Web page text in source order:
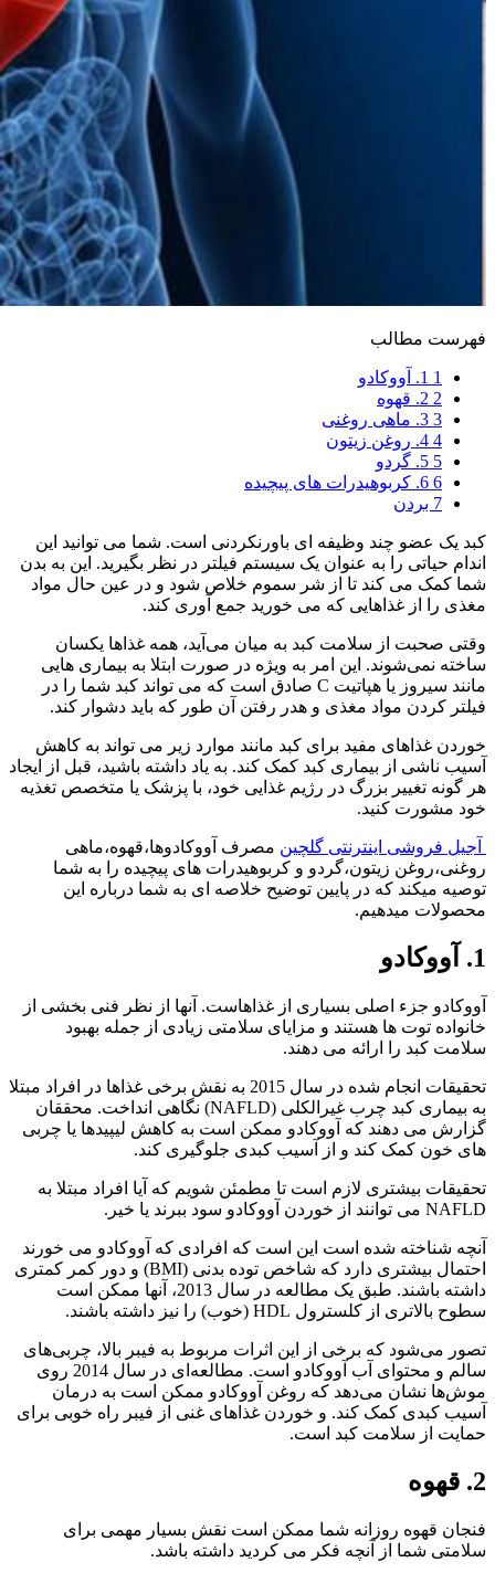
فهرست مطالب
1
2
3
4
5
6
7 بردن
کبد یک عضو چند وظیفه ای باورنکردنی است. شما می توانید این
اندام حیاتی را به عنوان یک سیستم فیلتر در نظر بگیرید. این به بدن
شما کمک می کند تا از شر سموم خلاص شود و در عین حال مواد
مغذی را از غذاهایی که می خورید جمع آوری کند.
وقتی صحبت از سلامت کبد به میان می‌آید، همه غذاها یکسان
ساخته نمی‌شوند. این امر به ویژه در صورت ابتلا به بیماری هایی
مانند سیروز یا هپاتیت C صادق است که می تواند کبد شما را در
فیلتر کردن مواد مغذی و هدر رفتن آن طور که باید دشوار کند.
خوردن غذاهای مفید برای کبد مانند موارد زیر می تواند به کاهش
آسیب ناشی از بیماری کبد کمک کند. به یاد داشته باشید، قبل از ایجاد
هر گونه تغییر بزرگ در رژیم غذایی خود، با پزشک یا متخصص تغذیه
خود مشورت کنید.
آجیل فروشی اینترنتی گلچین مصرف آووکادوها،قهوه،ماهی
روغنی،روغن زیتون،گردو و کربوهیدرات های پیچیده را به شما
توصیه میکند که در پایین توضیح خلاصه ای به شما درباره این
محصولات میدهیم.
1. آووکادو
آووکادو جزء اصلی بسیاری از غذاهاست. آنها از نظر فنی بخشی از
خانواده توت ها هستند و مزایای سلامتی زیادی از جمله بهبود
سلامت کبد را ارائه می دهند.
تحقیقات انجام شده در سال 2015 به نقش برخی غذاها در افراد مبتلا
به بیماری کبد چرب غیرالکلی (NAFLD) نگاهی انداخت. محققان
گزارش می دهند که آووکادو ممکن است به کاهش لیپیدها یا چربی
های خون کمک کند و از آسیب کبدی جلوگیری کند.
تحقیقات بیشتری لازم است تا مطمئن شویم که آیا افراد مبتلا به
NAFLD می توانند از خوردن آووکادو سود ببرند یا خیر.
آنچه شناخته شده است این است که افرادی که آووکادو می خورند
احتمال بیشتری دارد که شاخص توده بدنی (BMI) و دور کمر کمتری
داشته باشند. طبق یک مطالعه در سال 2013، آنها ممکن است
سطوح بالاتری از کلسترول HDL (خوب) را نیز داشته باشند.
تصور می‌شود که برخی از این اثرات مربوط به فیبر بالا، چربی‌های
سالم و محتوای آب آووکادو است. مطالعه‌ای در سال 2014 روی
موش‌ها نشان می‌دهد که روغن آووکادو ممکن است به درمان
آسیب کبدی کمک کند. و خوردن غذاهای غنی از فیبر راه خوبی برای
حمایت از سلامت کبد است.
2. قهوه
فنجان قهوه روزانه شما ممکن است نقش بسیار مهمی برای
سلامتی شما از آنچه فکر می کردید داشته باشد.